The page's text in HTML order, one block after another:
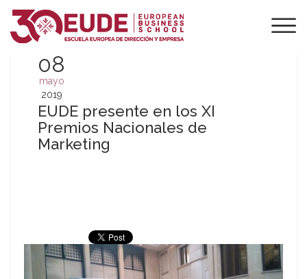
08
mayo
2019
EUDE presente en los XI
Premios Nacionales de
Marketing